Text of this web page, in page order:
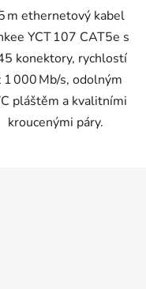
m ethernetový kabel
YCT 107 CAT5e s
konektory, rychlostí
1 000 Mb/s, odolným
pláštěm a kvalitními
kroucenými páry.